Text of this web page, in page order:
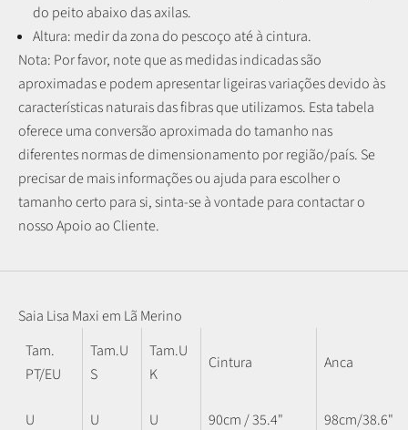
do peito abaixo das axilas.
Altura: medir da zona do pescoço até à cintura.
Nota: Por favor, note que as medidas indicadas são
aproximadas e podem apresentar ligeiras variações devido às
características naturais das fibras que utilizamos. Esta tabela
oferece uma conversão aproximada do tamanho nas
diferentes normas de dimensionamento por região/país. Se
precisar de mais informações ou ajuda para escolher o
tamanho certo para si, sinta-se à vontade para contactar o
nosso Apoio ao Cliente.
Saia Lisa Maxi em Lã Merino
Tam.
PT/EU
Tam.U
S
Tam.U
K
Cintura Anca
U U U 90cm / 35.4" 98cm/38.6"